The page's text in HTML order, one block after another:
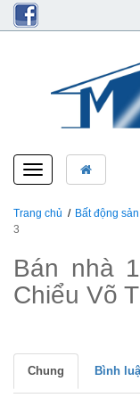
Toggle
navigation
Trang chủ Bất động sản
3
Bán nhà
Chiểu Võ
Chung Bình